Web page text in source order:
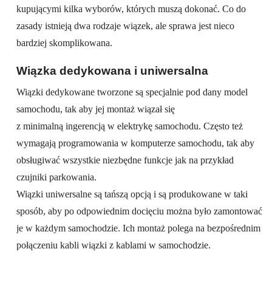
kupującymi kilka wyborów, których muszą dokonać. Co do
zasady istnieją dwa rodzaje wiązek, ale sprawa jest nieco
bardziej skomplikowana.
Wiązka dedykowana i uniwersalna
Wiązki dedykowane tworzone są specjalnie pod dany model
samochodu, tak aby jej montaż wiązał się
z minimalną ingerencją w elektrykę samochodu. Często też
wymagają programowania w komputerze samochodu, tak aby
obsługiwać wszystkie niezbędne funkcje jak na przykład
czujniki parkowania.
Wiązki uniwersalne są tańszą opcją i są produkowane w taki
sposób, aby po odpowiednim docięciu można było zamontować
je w każdym samochodzie. Ich montaż polega na bezpośrednim
połączeniu kabli wiązki z kablami w samochodzie.